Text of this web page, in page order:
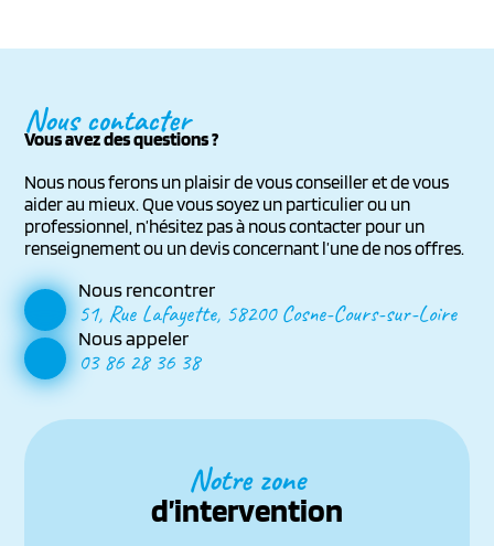
Nous contacter
Vous avez des questions ?
Nous nous ferons un plaisir de vous conseiller et de vous
aider au mieux. Que vous soyez un particulier ou un
professionnel, n’hésitez pas à nous contacter pour un
renseignement ou un devis concernant l’une de nos offres.
Nous rencontrer
51, Rue Lafayette, 58200 Cosne-Cours-sur-Loire
Nous appeler
03 86 28 36 38
Notre zone
d’intervention